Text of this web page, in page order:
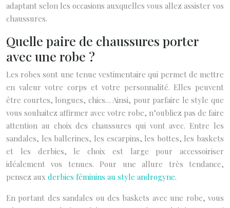
adaptant selon les occasions auxquelles vous allez assister vos
chaussures.
Quelle paire de chaussures porter
avec une robe ?
Les robes sont une tenue vestimentaire qui permet de mettre
en valeur votre corps et votre personnalité. Elles peuvent
être courtes, longues, chics… Ainsi, pour parfaire le style que
vous souhaitez affirmer avec votre robe, n’oubliez pas de faire
attention au choix des chaussures qui vont avec. Entre les
sandales, les ballerines, les escarpins, les bottes, les baskets
et les derbies, le choix est large pour accessoiriser
idéalement vos tenues. Pour une allure très tendance,
pensez aux derbies féminins au style androgyne.
En portant des sandales ou des baskets avec une robe, vous